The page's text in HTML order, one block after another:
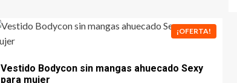
¡OFERTA!
Vestido Bodycon sin mangas ahuecado Sexy
para mujer